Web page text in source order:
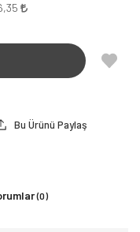
Bu Ürünü Paylaş
(0)